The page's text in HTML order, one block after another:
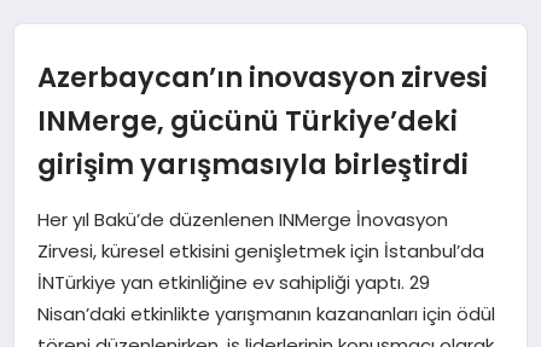
GÜNDEM
MAGAZIN
SAĞLIK
Azerbaycan’ın inovasyon zirvesi
INMerge, gücünü Türkiye’deki
girişim yarışmasıyla birleştirdi
Her yıl Bakü’de düzenlenen INMerge İnovasyon
Zirvesi, küresel etkisini genişletmek için İstanbul’da
İNTürkiye yan etkinliğine ev sahipliği yaptı. 29
Nisan’daki etkinlikte yarışmanın kazananları için ödül